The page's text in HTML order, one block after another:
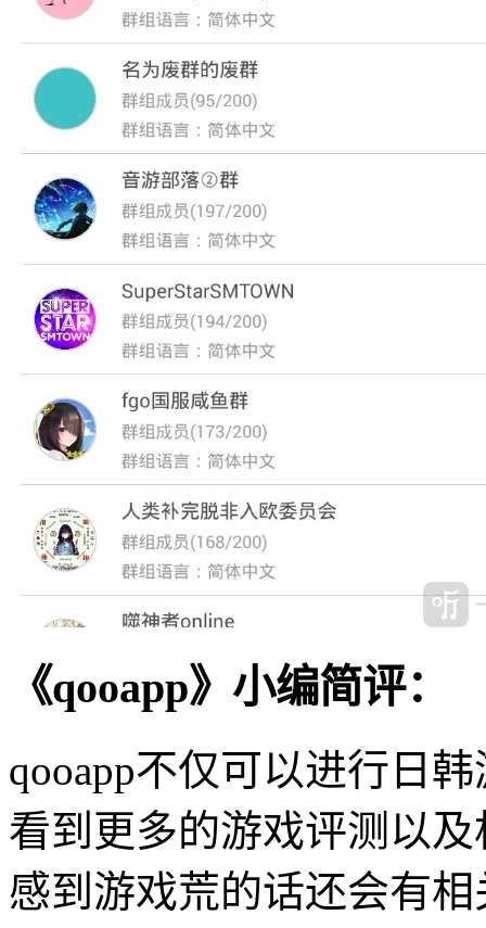
《qooapp》小编简评：
qooapp不仅可以进行日
看到更多的游戏评测以
感到游戏荒的话还会有